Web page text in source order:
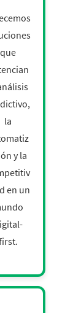
que
la
y la
en un